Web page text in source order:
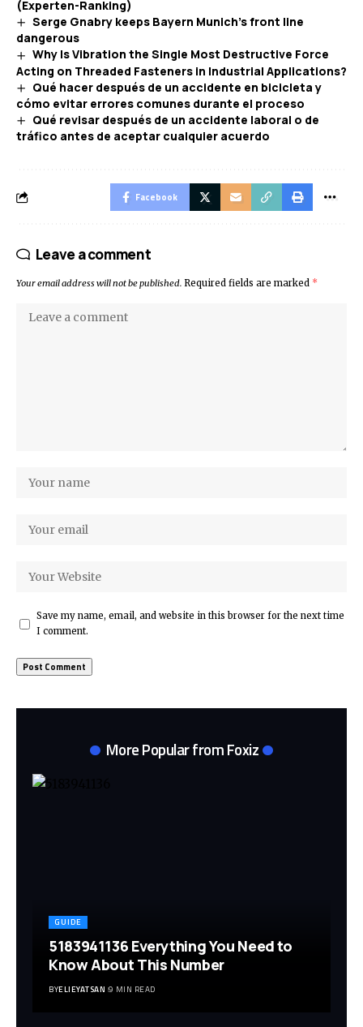
(Experten-Ranking)
Serge Gnabry keeps Bayern Munich’s front line
dangerous
Why Is Vibration the Single Most Destructive Force
Acting on Threaded Fasteners in Industrial Applications?
Qué hacer después de un accidente en bicicleta y
cómo evitar errores comunes durante el proceso
Qué revisar después de un accidente laboral o de
tráfico antes de aceptar cualquier acuerdo
Facebook
Leave a comment
Your email address will not be published. Required fields are marked *
Save my name, email, and website in this browser for the next time
I comment.
More Popular from Foxiz
GUIDE
5183941136 Everything You Need to
Know About This Number
BYELIEYATSAN 9 MIN READ